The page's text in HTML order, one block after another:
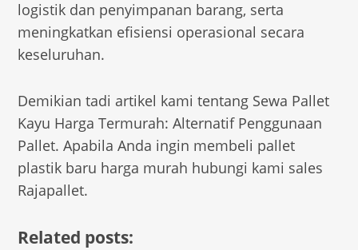
logistik dan penyimpanan barang, serta
meningkatkan efisiensi operasional secara
keseluruhan.
Demikian tadi artikel kami tentang Sewa Pallet
Kayu Harga Termurah: Alternatif Penggunaan
Pallet. Apabila Anda ingin membeli pallet
plastik baru harga murah hubungi kami sales
Rajapallet.
Related posts: